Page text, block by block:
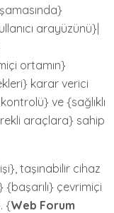
arayüzünü}|
ortamın}
karar verici
ve {sağlıklı
araçlara} sahip
taşınabilir cihaz
çevrimiçi
{Web Forum